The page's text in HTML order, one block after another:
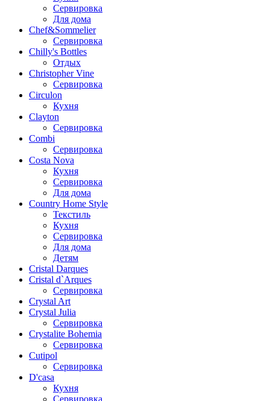
Сервировка
Для дома
Chef&Sommelier
Сервировка
Chilly's Bottles
Отдых
Christopher Vine
Сервировка
Circulon
Кухня
Clayton
Сервировка
Combi
Сервировка
Costa Nova
Кухня
Сервировка
Для дома
Country Home Style
Текстиль
Кухня
Сервировка
Для дома
Детям
Cristal Darques
Cristal d`Arques
Сервировка
Crystal Art
Crystal Julia
Сервировка
Crystalite Bohemia
Сервировка
Cutipol
Сервировка
D'casa
Кухня